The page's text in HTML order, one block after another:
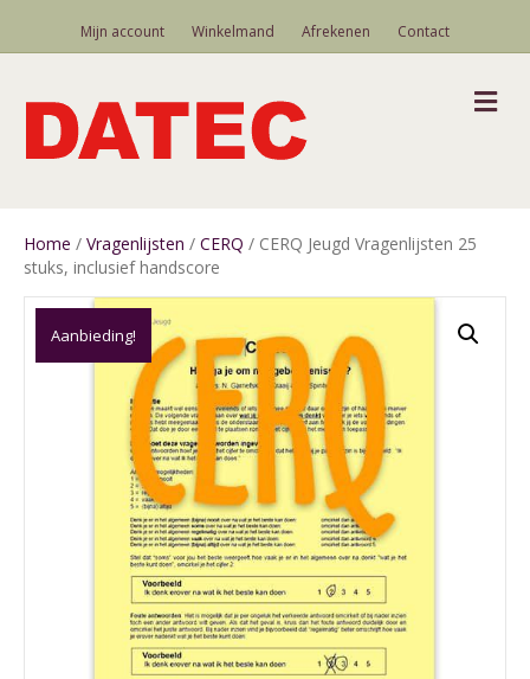
Mijn account Winkelmand Afrekenen Contact
Home / Vragenlijsten / CERQ / CERQ Jeugd Vragenlijsten 25
stuks, inclusief handscore
Aanbieding!